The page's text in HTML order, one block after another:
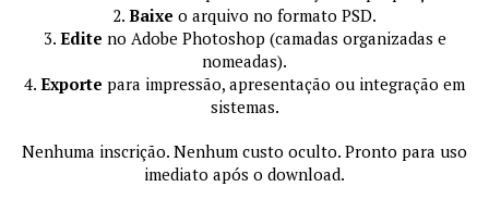
2. Baixe o arquivo no formato PSD.
3. Edite no Adobe Photoshop (camadas organizadas e
nomeadas).
4. Exporte para impressão, apresentação ou integração em
sistemas.
Nenhuma inscrição. Nenhum custo oculto. Pronto para uso
imediato após o download.